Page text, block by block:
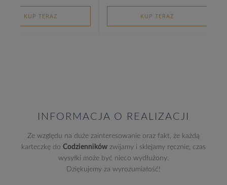
KUP TERAZ KUP TERAZ
INFORMACJA O REALIZACJI
Ze względu na duże zainteresowanie oraz fakt, że każdą
karteczkę do Codzienników zwijamy i sklejamy ręcznie, czas
wysyłki może być nieco wydłużony.
Dziękujemy za wyrozumiałość!